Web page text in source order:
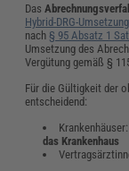
Das
Hybrid-DRG-
nach § 95 Absatz 1
Umsetzung des
Vergütung gemäß §
Für die Gültigkeit der
entscheidend:
das Krankenhaus